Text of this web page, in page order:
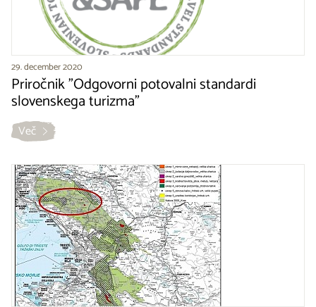
29. december 2020
Priročnik "Odgovorni potovalni standardi
slovenskega turizma"
Več